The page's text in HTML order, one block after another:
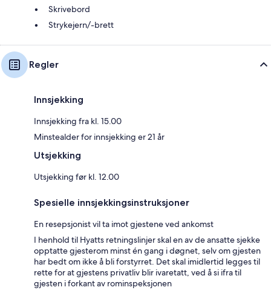
Skrivebord
Strykejern/-brett
Regler
Innsjekking
Innsjekking fra kl. 15.00
Minstealder for innsjekking er 21 år
Utsjekking
Utsjekking før kl. 12.00
Spesielle innsjekkingsinstruksjoner
En resepsjonist vil ta imot gjestene ved ankomst
I henhold til Hyatts retningslinjer skal en av de ansatte sjekke
opptatte gjesterom minst én gang i døgnet, selv om gjesten
har bedt om ikke å bli forstyrret. Det skal imidlertid legges til
rette for at gjestens privatliv blir ivaretatt, ved å si ifra til
gjesten i forkant av rominspeksjonen